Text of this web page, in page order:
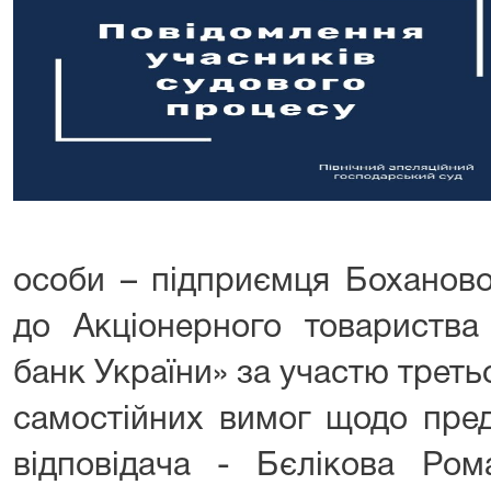
особи – підприємця
до Акціонерного
банк України» за участю
самостійних вимог щодо
відповідача - Бєлікова